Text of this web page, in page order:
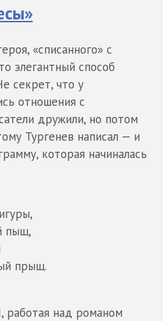
«списанного» с
элегантный способ
секрет, что у
отношения с
дружили, но потом
Тургенев написал — и
которая начиналась
пыщ,
прыщ.
работая над романом